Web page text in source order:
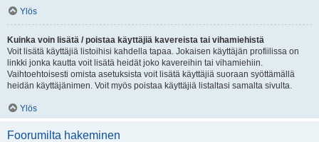
Ylös
Kuinka voin lisätä / poistaa käyttäjiä kavereista tai vihamiehistä
Voit lisätä käyttäjiä listoihisi kahdella tapaa. Jokaisen käyttäjän profiilissa on
linkki jonka kautta voit lisätä heidät joko kavereihin tai vihamiehiin.
Vaihtoehtoisesti omista asetuksista voit lisätä käyttäjiä suoraan syöttämällä
heidän käyttäjänimen. Voit myös poistaa käyttäjiä listaltasi samalta sivulta.
Ylös
Foorumilta hakeminen